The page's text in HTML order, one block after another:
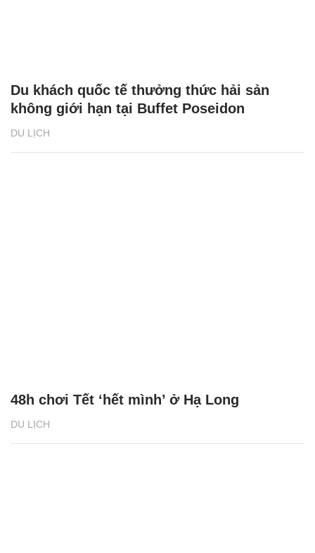
DU LỊCH
Du khách quốc tế thưởng thức hải sản
không giới hạn tại Buffet Poseidon
DU LỊCH
48h chơi Tết ‘hết mình’ ở Hạ Long